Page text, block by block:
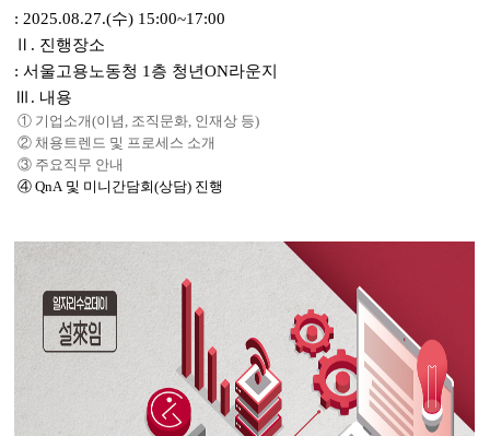
: 2025.08.27.(수) 15:00~17:00
Ⅱ. 진행장소
: 서울고용노동청 1층 청년ON라운지
Ⅲ. 내용
① 기업소개(이념, 조직문화, 인재상 등)
② 채용트렌드 및 프로세스 소개
③ 주요직무 안내
④ QnA 및 미니간담회(상담) 진행